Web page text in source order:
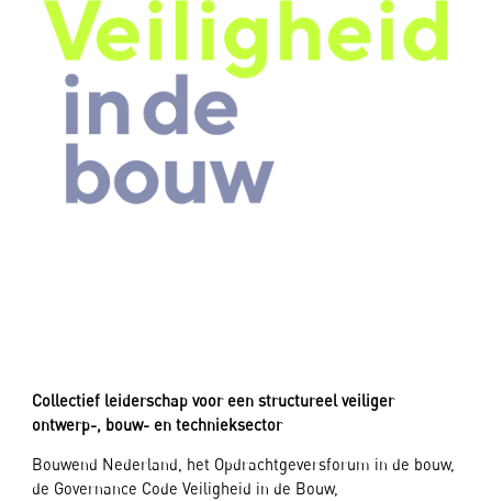
Collectief leiderschap voor een structureel veiliger
ontwerp-, bouw- en technieksector
Bouwend Nederland, het Opdrachtgeversforum in de bouw,
de Governance Code Veiligheid in de Bouw,